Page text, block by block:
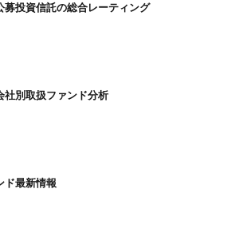
募投資信託の総合レーティング
社別取扱ファンド分析
ド最新情報